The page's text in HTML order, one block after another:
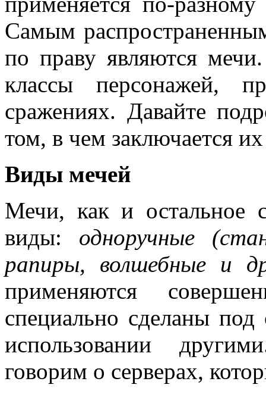
Самым
по праву являются
классы персонажей,
сражениях. Давайте
том, в чем заключается
Виды мечей
Мечи, как и остальное
виды: одноручные
рапиры, волшебные и
применяются
специально сделаны
использовании
говорим о серверах,